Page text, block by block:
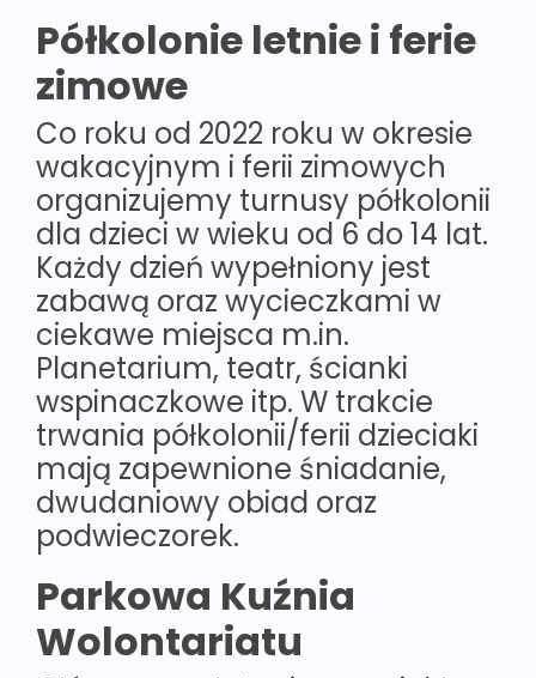
Półkolonie letnie i ferie
zimowe
Co roku od 2022 roku w okresie
wakacyjnym i ferii zimowych
organizujemy turnusy półkolonii
dla dzieci w wieku od 6 do 14 lat.
Każdy dzień wypełniony jest
zabawą oraz wycieczkami w
ciekawe miejsca m.in.
Planetarium, teatr, ścianki
wspinaczkowe itp. W trakcie
trwania półkolonii/ferii dzieciaki
mają zapewnione śniadanie,
dwudaniowy obiad oraz
podwieczorek.
Parkowa Kuźnia
Wolontariatu